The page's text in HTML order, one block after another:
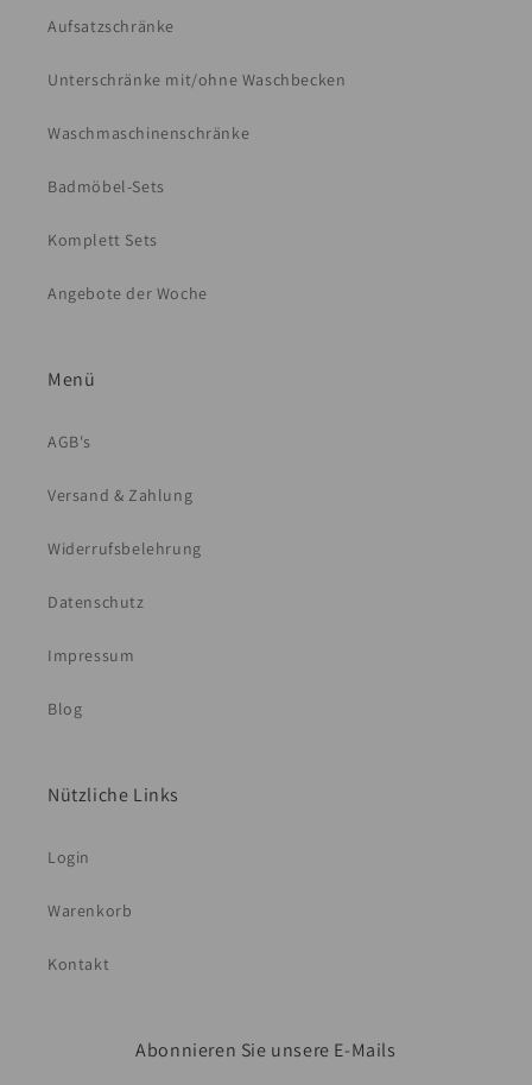
Aufsatzschränke
Unterschränke mit/ohne Waschbecken
Waschmaschinenschränke
Badmöbel-Sets
Komplett Sets
Angebote der Woche
Menü
AGB's
Versand & Zahlung
Widerrufsbelehrung
Datenschutz
Impressum
Blog
Nützliche Links
Login
Warenkorb
Kontakt
Abonnieren Sie unsere E-Mails